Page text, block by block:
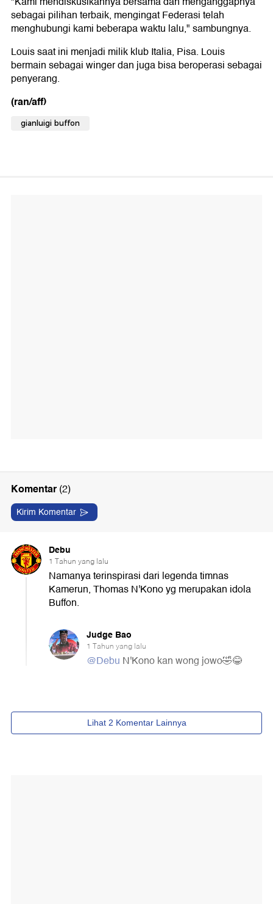
sebagai pilihan terbaik, mengingat Federasi telah
menghubungi kami beberapa waktu lalu," sambungnya.
Louis saat ini menjadi milik klub Italia, Pisa. Louis
bermain sebagai winger dan juga bisa beroperasi sebagai
penyerang.
(ran/aff)
gianluigi buffon